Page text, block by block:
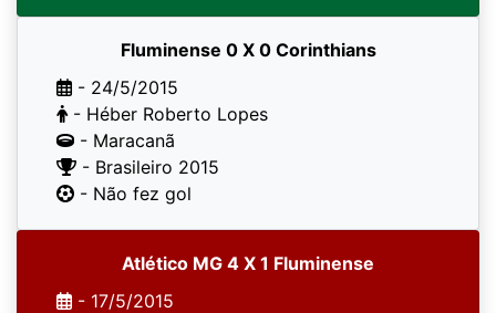
Fluminense 0 X 0 Corinthians
- 24/5/2015
- Héber Roberto Lopes
- Maracanã
- Brasileiro 2015
- Não fez gol
Atlético MG 4 X 1 Fluminense
- 17/5/2015